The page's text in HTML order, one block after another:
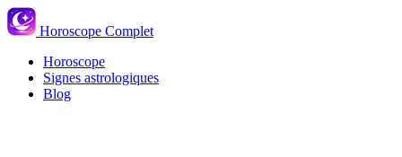
Horoscope Complet
Horoscope
Signes astrologiques
Blog